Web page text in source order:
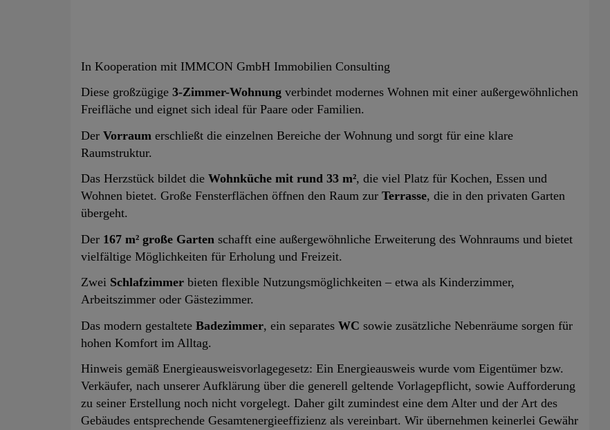
In Kooperation mit IMMCON GmbH Immobilien Consulting
Diese großzügige 3-Zimmer-Wohnung verbindet modernes Wohnen mit einer außergewöhnlichen
Freifläche und eignet sich ideal für Paare oder Familien.
Der Vorraum erschließt die einzelnen Bereiche der Wohnung und sorgt für eine klare
Raumstruktur.
Das Herzstück bildet die Wohnküche mit rund 33 m², die viel Platz für Kochen, Essen und
Wohnen bietet. Große Fensterflächen öffnen den Raum zur Terrasse, die in den privaten Garten
übergeht.
Der 167 m² große Garten schafft eine außergewöhnliche Erweiterung des Wohnraums und bietet
vielfältige Möglichkeiten für Erholung und Freizeit.
Zwei Schlafzimmer bieten flexible Nutzungsmöglichkeiten – etwa als Kinderzimmer,
Arbeitszimmer oder Gästezimmer.
Das modern gestaltete Badezimmer, ein separates WC sowie zusätzliche Nebenräume sorgen für
hohen Komfort im Alltag.
Hinweis gemäß Energieausweisvorlagegesetz: Ein Energieausweis wurde vom Eigentümer bzw.
Verkäufer, nach unserer Aufklärung über die generell geltende Vorlagepflicht, sowie Aufforderung
zu seiner Erstellung noch nicht vorgelegt. Daher gilt zumindest eine dem Alter und der Art des
Gebäudes entsprechende Gesamtenergieeffizienz als vereinbart. Wir übernehmen keinerlei Gewähr